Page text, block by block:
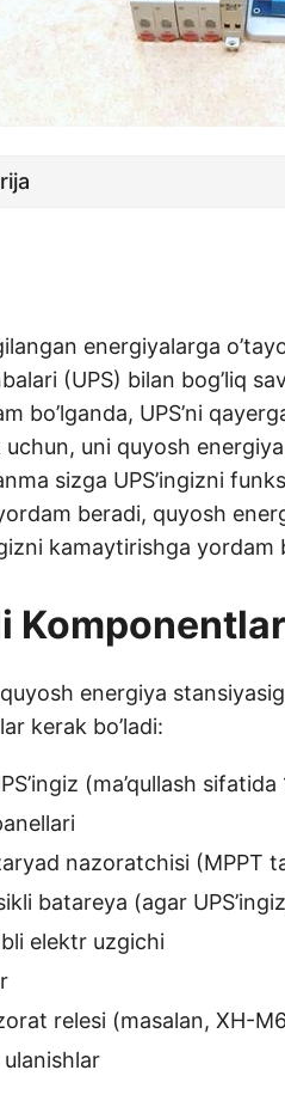
energiyalarga
(UPS) bilan bog’liq
bo’lganda, UPS’ni
uchun, uni quyosh
sizga UPS’ingizni
beradi, quyosh
kamaytirishga yordam
quyosh energiya
kerak bo’ladi:
(ma’qullash
nazoratchisi (MPPT
batareya (agar
elektr uzgichi
relesi (masalan, XH-